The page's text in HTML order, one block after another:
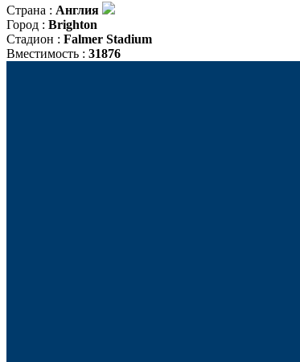
Страна : Англия
Город : Brighton
Стадион : Falmer Stadium
Вместимость : 31876